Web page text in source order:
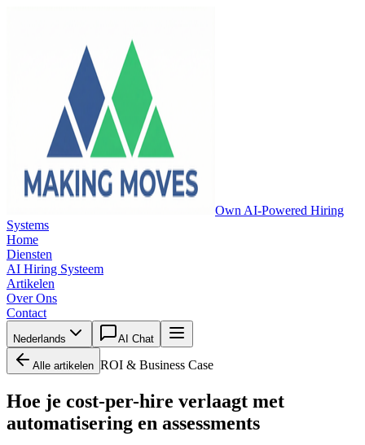
Own AI-Powered Hiring
Systems
Home
Diensten
AI Hiring Systeem
Artikelen
Over Ons
Contact
Nederlands AI Chat
Alle artikelen ROI & Business Case
Hoe je cost-per-hire verlaagt met
automatisering en assessments